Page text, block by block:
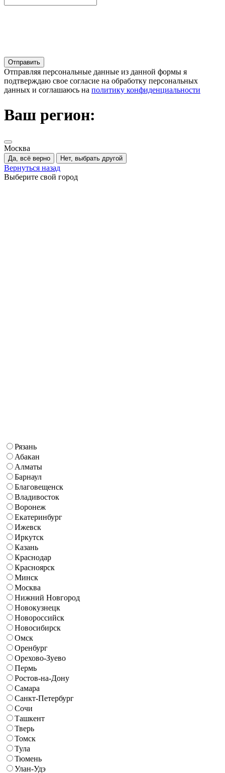
Отправляя персональные данные из данной формы я
подтверждаю свое согласие на обработку персональных
данных и соглашаюсь на политику конфиденциальности
Ваш регион:
Москва
Да, всё верно Нет, выбрать другой
Вернуться назад
Выберите свой город
Рязань
Абакан
Алматы
Барнаул
Благовещенск
Владивосток
Воронеж
Екатеринбург
Ижевск
Иркутск
Казань
Краснодар
Красноярск
Минск
Москва
Нижний Новгород
Новокузнецк
Новороссийск
Новосибирск
Омск
Оренбург
Орехово-Зуево
Пермь
Ростов-на-Дону
Самара
Санкт-Петербург
Сочи
Ташкент
Тверь
Томск
Тула
Тюмень
Улан-Удэ